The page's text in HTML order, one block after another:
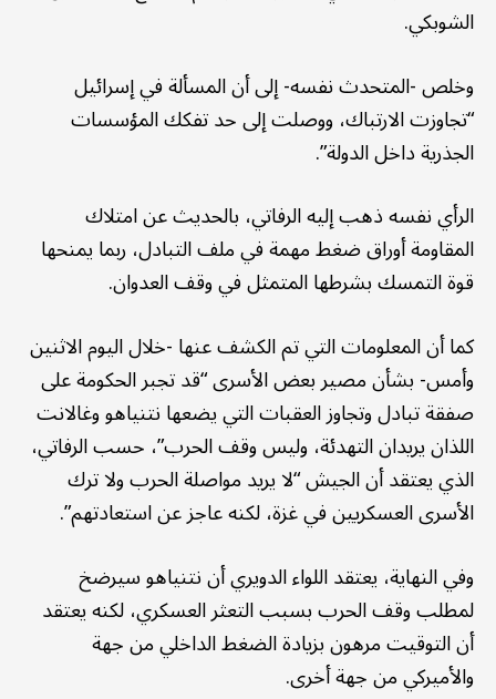
الشوبكي.
وخلص -المتحدث نفسه- إلى أن المسألة في إسرائيل
“تجاوزت الارتباك، ووصلت إلى حد تفكك المؤسسات
الجذرية داخل الدولة”.
الرأي نفسه ذهب إليه الرفاتي، بالحديث عن امتلاك
المقاومة أوراق ضغط مهمة في ملف التبادل، ربما يمنحها
قوة التمسك بشرطها المتمثل في وقف العدوان.
كما أن المعلومات التي تم الكشف عنها -خلال اليوم الاثنين
وأمس- بشأن مصير بعض الأسرى “قد تجبر الحكومة على
صفقة تبادل وتجاوز العقبات التي يضعها نتنياهو وغالانت
اللذان يريدان التهدئة، وليس وقف الحرب”، حسب الرفاتي،
الذي يعتقد أن الجيش “لا يريد مواصلة الحرب ولا ترك
الأسرى العسكريين في غزة، لكنه عاجز عن استعادتهم”.
وفي النهاية، يعتقد اللواء الدويري أن نتنياهو سيرضخ
لمطلب وقف الحرب بسبب التعثر العسكري، لكنه يعتقد
أن التوقيت مرهون بزيادة الضغط الداخلي من جهة
والأميركي من جهة أخرى.